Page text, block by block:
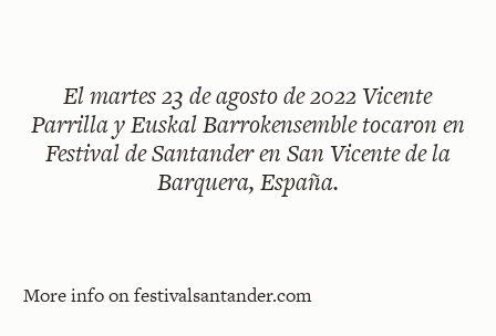
Elmartes 23 de agosto de 2022Vicente
Parrilla y Euskal Barrokensemble tocaron en
Festival de Santander en San Vicente de la
Barquera, España.
More info onfestivalsantander.com